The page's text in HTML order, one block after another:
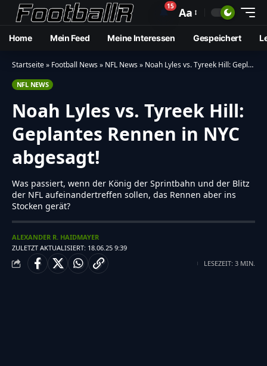
🔔15 Aa
Home Mein Feed Meine Interessen Gespeichert
Startseite» Football News» NFL News» Noah Lyles vs. Tyreek Hill: Geplantes Rennen in NYC abgesagt!
NFL NEWS
Noah Lyles vs. Tyreek Hill:
Geplantes Rennen in NYC
abgesagt!
Was passiert, wenn der König der Sprintbahn und der Blitz
der NFL aufeinandertreffen sollen, das Rennen aber ins
Stocken gerät?
ZULETZT AKTUALISIERT: 18.06.25 9:39
ALEXANDER R. HAIDMAYER
LESEZEIT: 3 MIN.